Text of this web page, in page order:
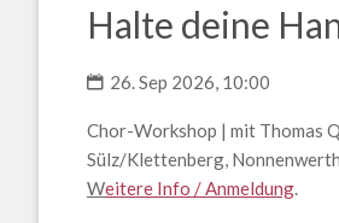
Halte deine
26. Sep 2026, 10:00
Chor-Workshop | mit Thomas
Sülz/Klettenberg,
Weitere Info / Anmeldung.